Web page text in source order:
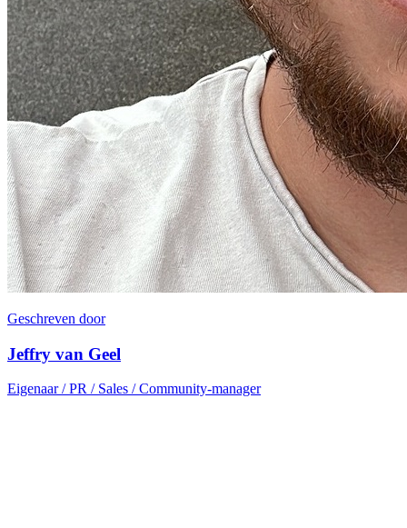
Geschreven door
Jeffry van Geel
Eigenaar / PR / Sales / Community-manager